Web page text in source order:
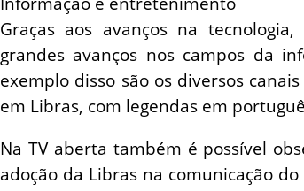
Graças aos avanços na
grandes avanços nos campos da
exemplo disso são os diversos
em Libras, com legendas em
Na TV aberta também é possível
adoção da Libras na comunicação